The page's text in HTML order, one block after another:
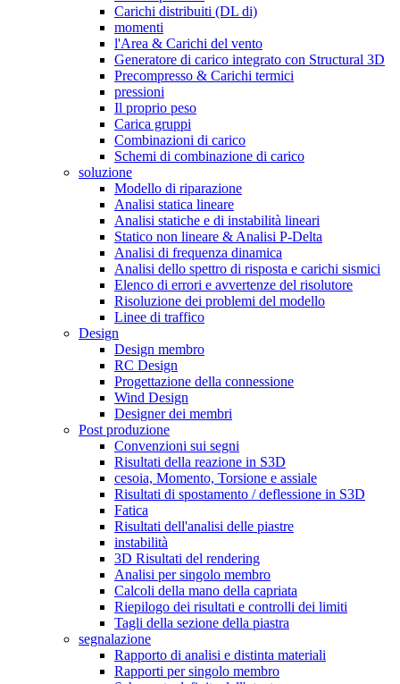
Carichi distribuiti (DL di)
momenti
l'Area & Carichi del vento
Generatore di carico integrato con Structural 3D
Precompresso & Carichi termici
pressioni
Il proprio peso
Carica gruppi
Combinazioni di carico
Schemi di combinazione di carico
soluzione
Modello di riparazione
Analisi statica lineare
Analisi statiche e di instabilità lineari
Statico non lineare & Analisi P-Delta
Analisi di frequenza dinamica
Analisi dello spettro di risposta e carichi sismici
Elenco di errori e avvertenze del risolutore
Risoluzione dei problemi del modello
Linee di traffico
Design
Design membro
RC Design
Progettazione della connessione
Wind Design
Designer dei membri
Post produzione
Convenzioni sui segni
Risultati della reazione in S3D
cesoia, Momento, Torsione e assiale
Risultati di spostamento / deflessione in S3D
Fatica
Risultati dell'analisi delle piastre
instabilità
3D Risultati del rendering
Analisi per singolo membro
Calcoli della mano della capriata
Riepilogo dei risultati e controlli dei limiti
Tagli della sezione della piastra
segnalazione
Rapporto di analisi e distinta materiali
Rapporti per singolo membro